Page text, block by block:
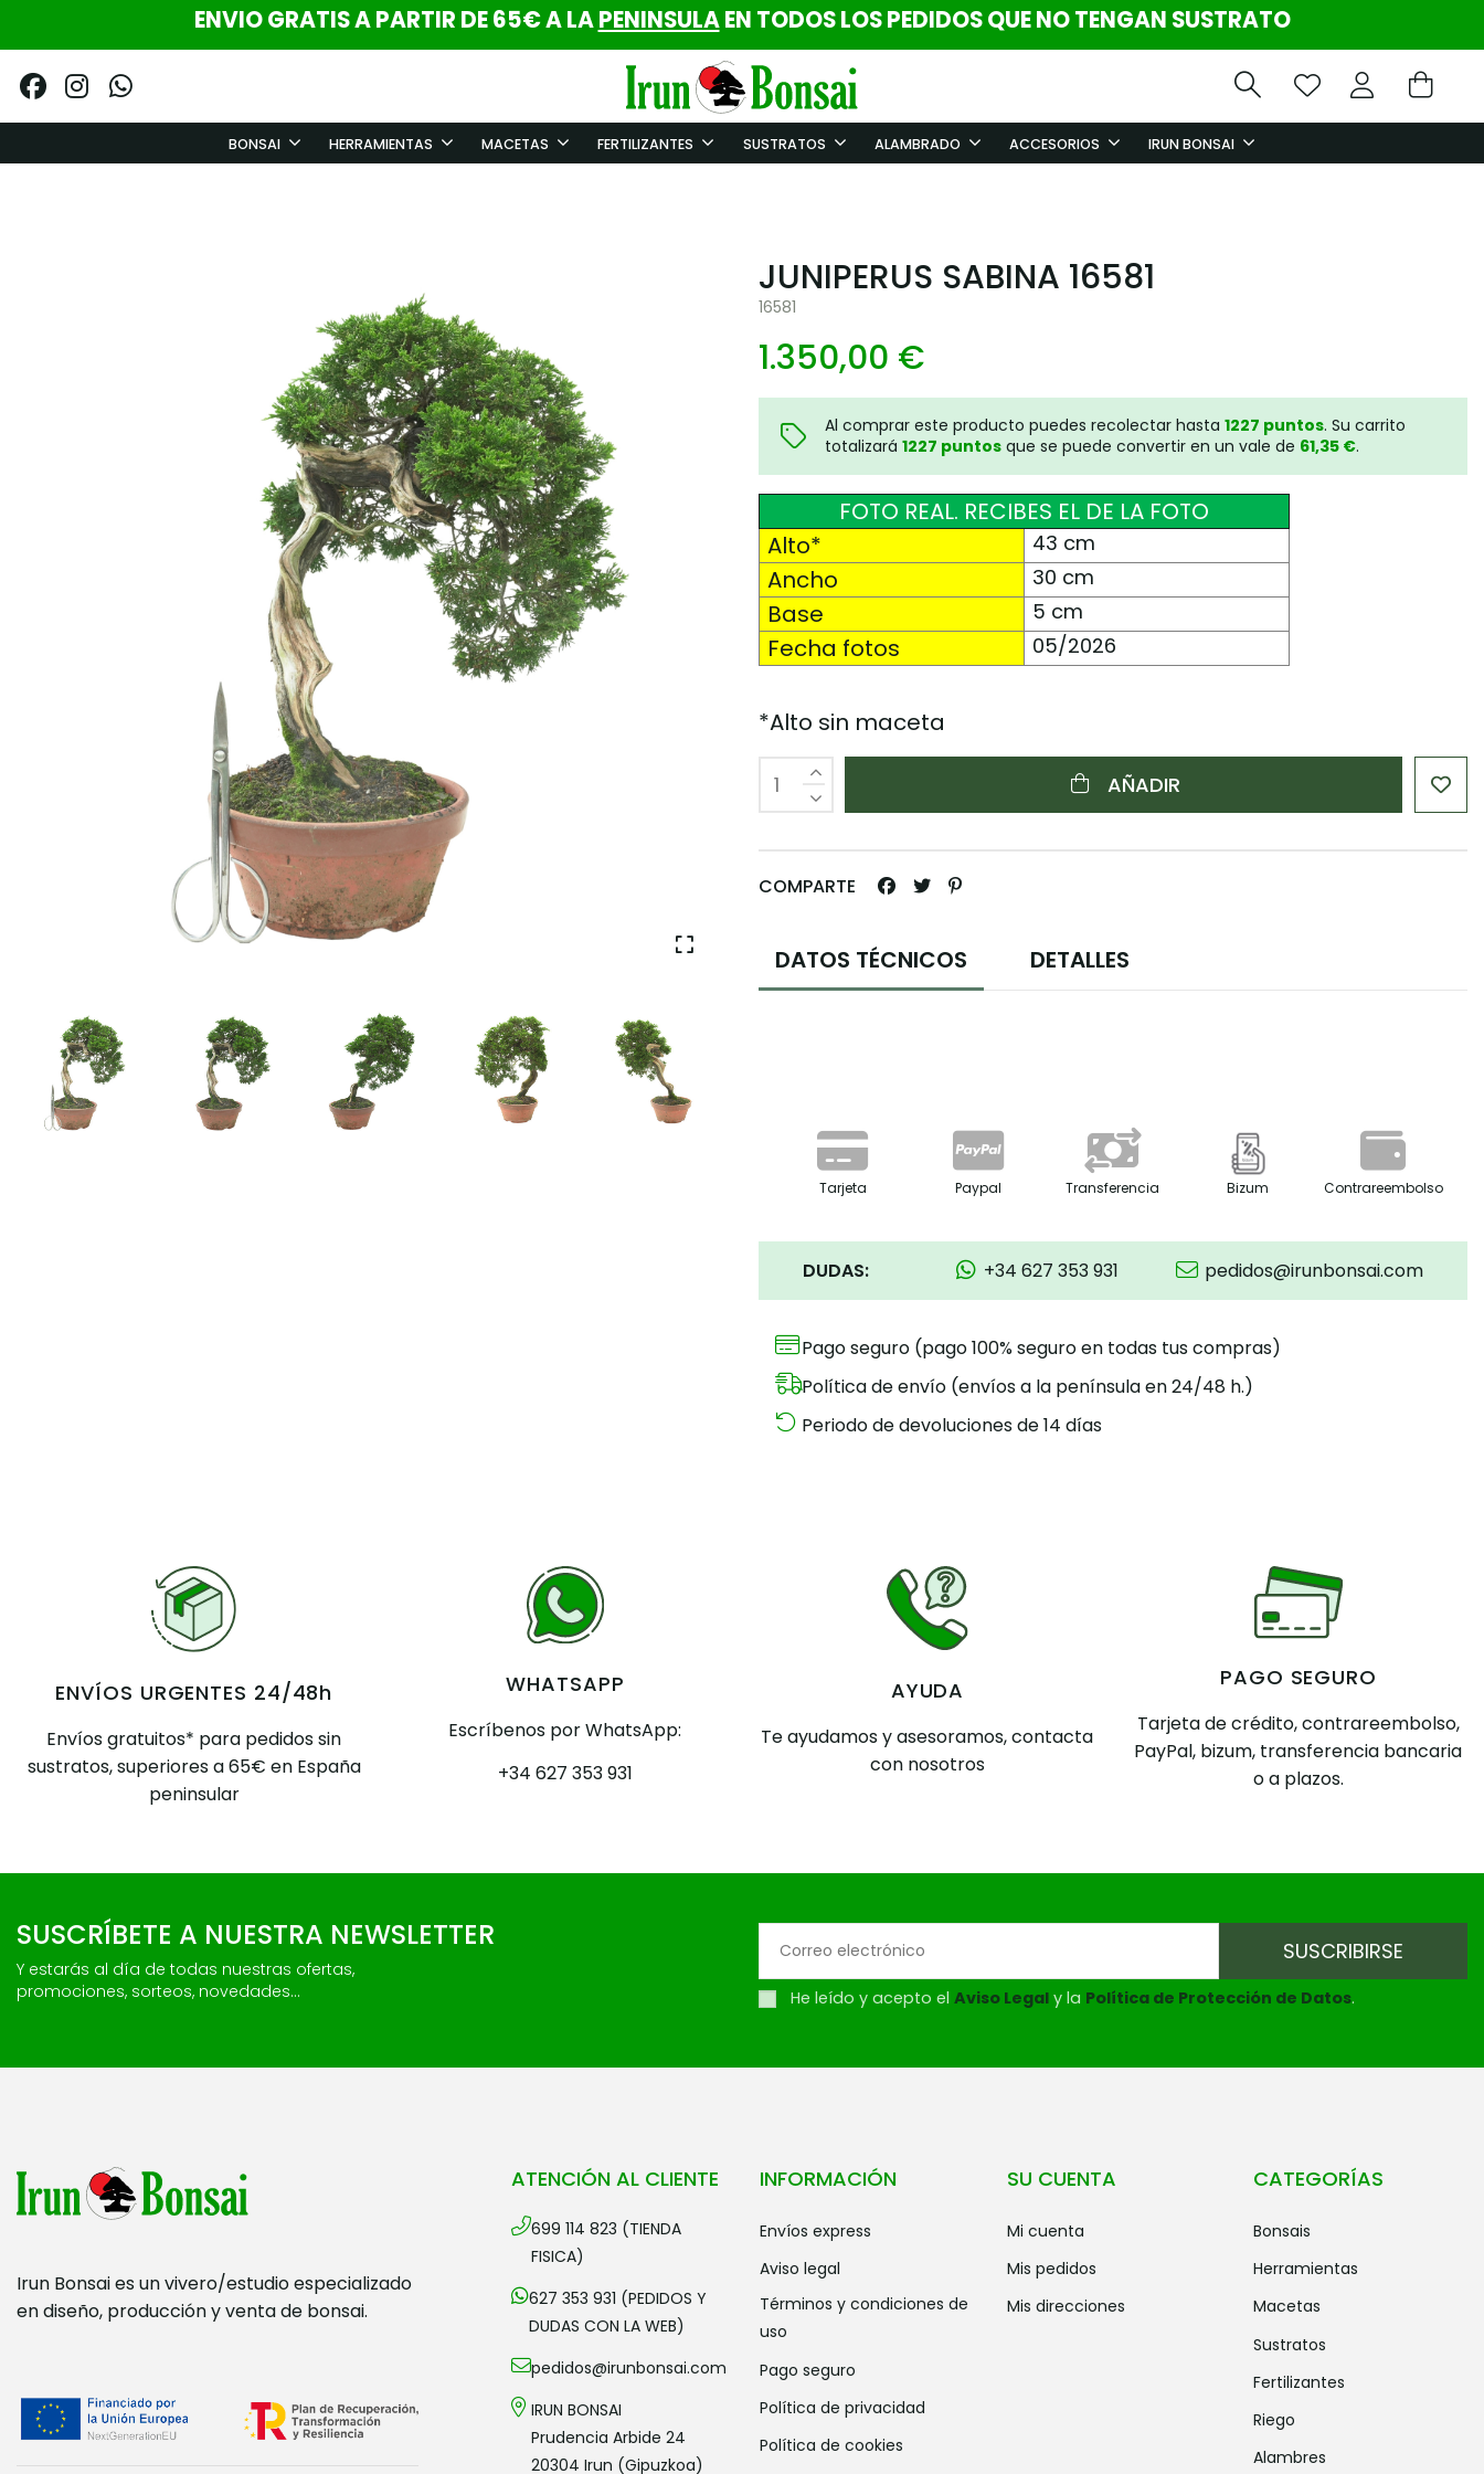
ENVIO GRATIS A PARTIR DE 65€ A LAPENINSULAEN TODOS LOS PEDIDOS QUE NO TENGAN SUSTRATO
BONSAI HERRAMIENTAS MACETAS FERTILIZANTES SUSTRATOS ALAMBRADO ACCESORIOS IRUN BONSAI
JUNIPERUS SABINA 16581
16581
1.350,00 €
Al comprar este producto puedes recolectar hasta 1227 puntos. Su carrito
totalizará 1227 puntos que se puede convertir en un vale de 61,35 €.
FOTO REAL. RECIBES EL DE LA FOTO
Alto*
43 cm
Ancho 30 cm
Base 5 cm
Fecha fotos 05/2026
*Alto sin maceta
AÑADIR
COMPARTE
DATOS TÉCNICOS DETALLES
Tarjeta Paypal Transferencia Bizum Contrareembolso
DUDAS: +34 627 353 931 pedidos@irunbonsai.com
Pago seguro (pago 100% seguro en todas tus compras)
Política de envío (envíos a la península en 24/48 h.)
Periodo de devoluciones de 14 días
ENVÍOS URGENTES 24/48h
Envíos gratuitos* para pedidos sin
sustratos, superiores a 65€ en España
peninsular
WHATSAPP
Escríbenos por WhatsApp:
+34 627 353 931
AYUDA
Te ayudamos y asesoramos, contacta
con nosotros
PAGO SEGURO
Tarjeta de crédito, contrareembolso,
PayPal, bizum, transferencia bancaria
o a plazos.
SUSCRÍBETE A NUESTRA NEWSLETTER
Y estarás al día de todas nuestras ofertas,
promociones, sorteos, novedades...
He leído y acepto el Aviso Legal y la Política de Protección de Datos.
Irun Bonsai es un vivero/estudio especializado
en diseño, producción y venta de bonsai.
ATENCIÓN AL CLIENTE
699 114 823 (TIENDA
FISICA)
627 353 931 (PEDIDOS Y
DUDAS CON LA WEB)
pedidos@irunbonsai.com
IRUN BONSAI
Prudencia Arbide 24
20304 Irun (Gipuzkoa)
INFORMACIÓN
envíos express
aviso legal
términos y condiciones de
uso
pago seguro
política de privacidad
política de cookies
SU CUENTA
mi cuenta
mis pedidos
mis direcciones
CATEGORÍAS
bonsais
herramientas
macetas
sustratos
fertilizantes
riego
alambres